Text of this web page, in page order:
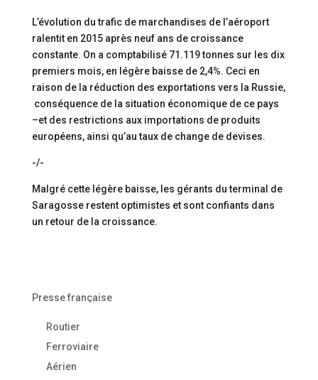
L’évolution du trafic de marchandises de l’aéroport
ralentit en 2015 après neuf ans de croissance
constante. On a comptabilisé 71.119 tonnes sur les dix
premiers mois, en légère baisse de 2,4%. Ceci en
raison de la réduction des exportations vers la Russie,
conséquence de la situation économique de ce pays
–et des restrictions aux importations de produits
européens, ainsi qu’au taux de change de devises.
-/-
Malgré cette légère baisse, les gérants du terminal de
Saragosse restent optimistes et sont confiants dans
un retour de la croissance.
Presse française
Routier
Ferroviaire
Aérien